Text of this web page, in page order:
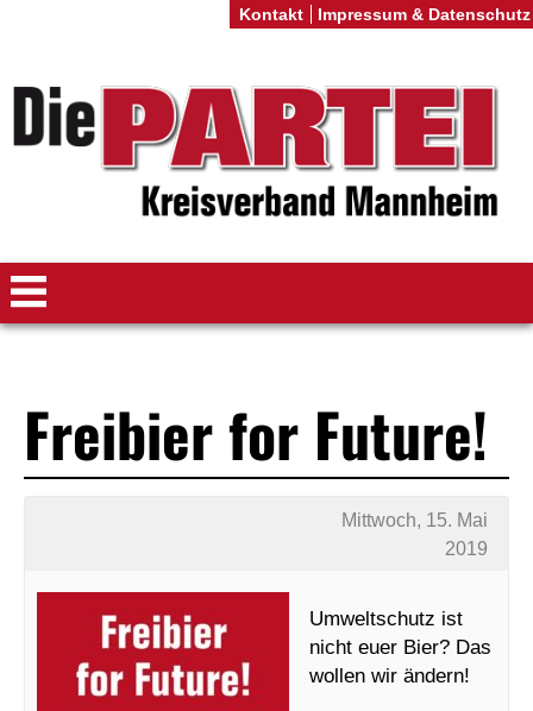
Freibier for Future!
Mittwoch, 15. Mai
2019
Umweltschutz ist
nicht euer Bier? Das
wollen wir ändern!
Kontakt Impressum & Datenschutz